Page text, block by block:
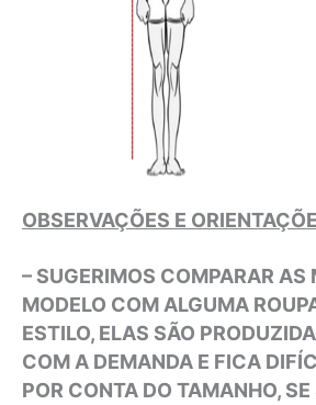
OBSERVAÇÕES E
– SUGERIMOS COMPARAR AS
MODELO COM ALGUMA
ESTILO, ELAS SÃO
COM A DEMANDA E FICA
POR CONTA DO TAMANHO, SE